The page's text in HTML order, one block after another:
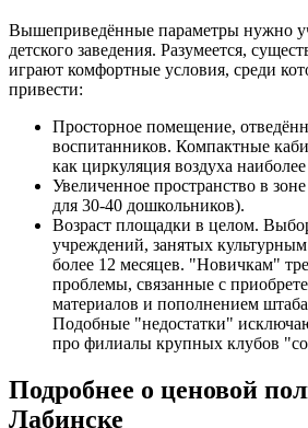
Вышеприведённые параметры нужно
детского заведения. Разумеется,
играют комфортные условия, среди
привести:
Просторное помещение,
воспитанников. Компактные
как циркуляция воздуха
Увеличенное пространство в
для 30-40 дошкольников).
Возраст площадки в целом.
учреждений, занятых
более 12 месяцев. "Новичкам"
проблемы, связанные с
материалов и пополнением
Подобные "недостатки"
про филиалы крупных клубов
Подробнее о ценовой
Лабинске